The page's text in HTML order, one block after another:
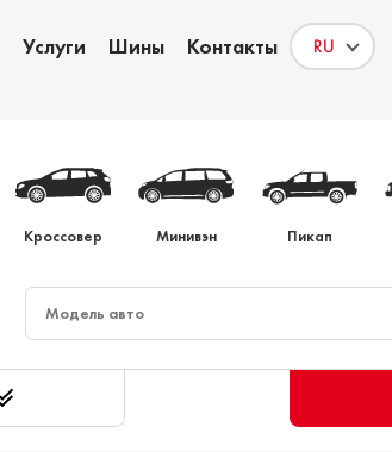
Услуги Шины Контакты
Авто на заказ
Кроссовер Минивэн Пикап